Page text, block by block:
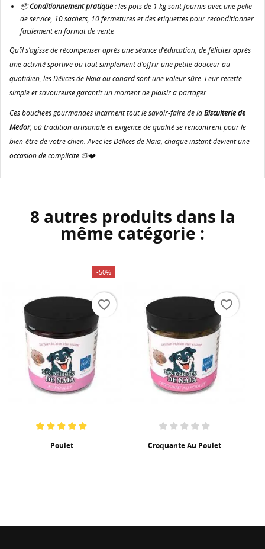
📦Conditionnement pratique: les pots de 1 kg sont fournis avec une pelle
de service, 10 sachets, 10 fermetures et des étiquettes pour reconditionner
facilement en format de vente
Qu’il s’agisse de récompenser après une séance d’éducation, de féliciter après
une activité sportive ou tout simplement d’offrir une petite douceur au
quotidien, les Délices de Naïa au canard sont une valeur sûre. Leur recette
simple et savoureuse garantit un moment de plaisir à partager.
Ces bouchées gourmandes incarnent tout le savoir-faire de laBiscuiterie de
Médor, où tradition artisanale et exigence de qualité se rencontrent pour le
bien-être de votre chien. Avec les Délices de Naïa, chaque instant devient une
occasion de complicité 🐶❤️.
8 autres produits dans la
même catégorie :
Croquante Au Poulet
favorite_border
Fruits&Légumes
favorite_border